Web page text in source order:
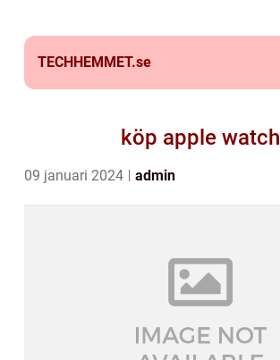
TECHHEMMET.se
köp apple watch
09 januari 2024 admin